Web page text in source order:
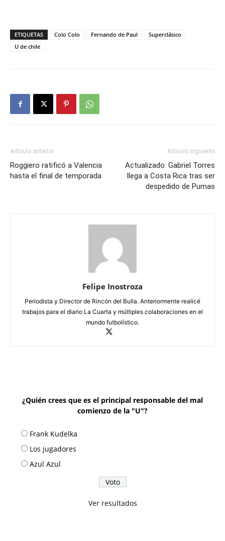
ETIQUETAS Colo Colo Fernando de Paul
Superclásico
U de chile
Artículo anterior
Roggiero ratificó a Valencia
hasta el final de temporada
Artículo siguiente
Actualizado: Gabriel Torres
llega a Costa Rica tras ser
despedido de Pumas
Felipe Inostroza
Periodista y Director de Rincón del Bulla. Anteriormente realicé
trabajos para el diario La Cuarta y múltiples colaboraciones en el
mundo futbolístico.
¿Quién crees que es el principal responsable del mal
comienzo de la "U"?
Frank Kudelka
Los jugadores
Azul Azul
Ver resultados